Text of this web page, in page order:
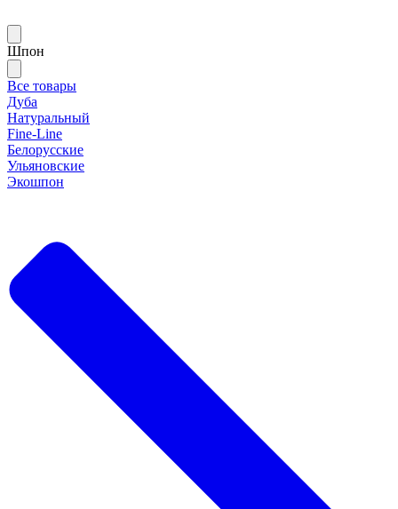
Шпон
Все товары
Дуба
Натуральный
Fine-Line
Белорусские
Ульяновские
Экошпон